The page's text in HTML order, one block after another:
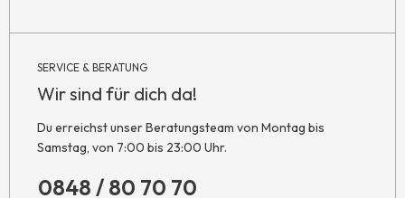
SERVICE & BERATUNG
Wir sind für dich da!
Du erreichst unser Beratungsteam von Montag bis
Samstag, von 7:00 bis 23:00 Uhr.
0848 / 80 70 70